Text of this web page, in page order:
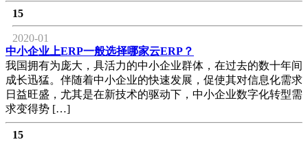
15
2020-01
中小企业上ERP一般选择哪家云ERP？
我国拥有为庞大，具活力的中小企业群体，在过去的数十年间
成长迅猛。伴随着中小企业的快速发展，促使其对信息化需求
日益旺盛，尤其是在新技术的驱动下，中小企业数字化转型需
求变得势 […]
15